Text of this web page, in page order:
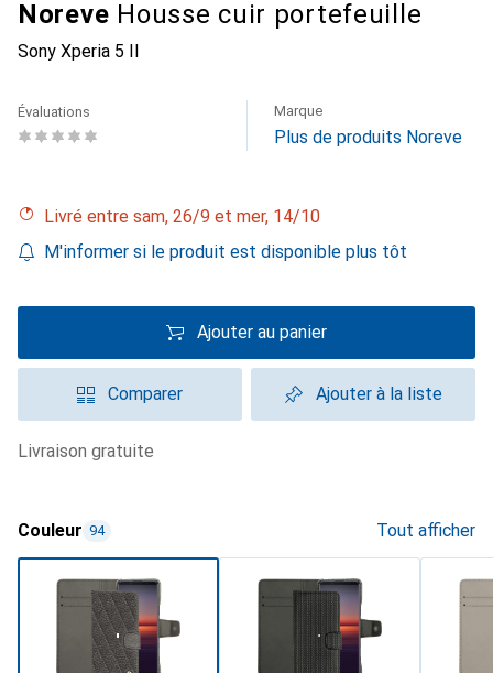
Noreve Housse cuir portefeuille
Sony Xperia 5 II
Évaluations Marque
Plus de produits Noreve
Livré entre sam, 26/9 et mer, 14/10
M'informer si le produit est disponible plus tôt
Ajouter au panier
Comparer Ajouter à la liste
livraison gratuite
Couleur 94 Tout afficher